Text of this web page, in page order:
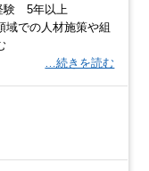
験 5年以上
での人材施策や組
…続きを読む